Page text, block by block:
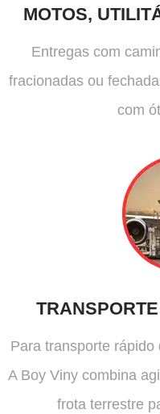
MOTOS,
Entregas com
fracionadas ou
com
Para transporte
A Boy Viny combina
frota terrestre